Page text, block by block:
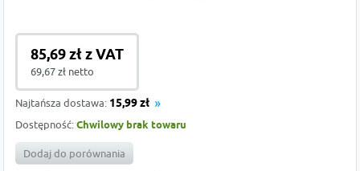
85,69 zł z VAT
69,67 zł netto
Najtańsza dostawa: 15,99 zł
Dostępność:Chwilowy brak towaru
Dodaj do porównania